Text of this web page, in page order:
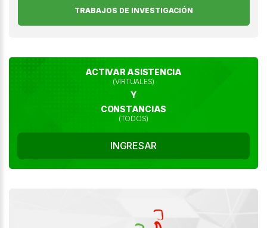
TRABAJOS DE INVESTIGACIÓN
ACTIVAR ASISTENCIA
(VIRTUALES)
Y
CONSTANCIAS
(TODOS)
INGRESAR